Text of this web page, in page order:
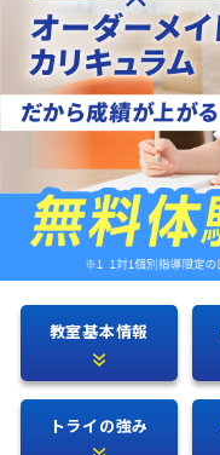
教室基本情報
トライの強み